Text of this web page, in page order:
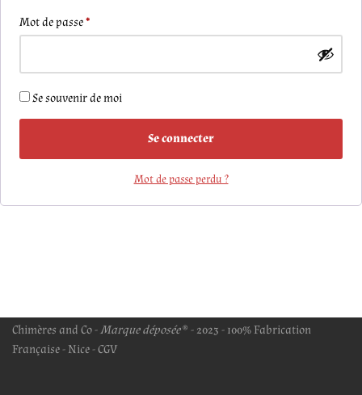
Mot de passe*
Se souvenir de moi
Se connecter
Mot de passe perdu ?
Chimères and Co -Marque déposée® - 2023 - 100% Fabrication
Française - Nice -CGV